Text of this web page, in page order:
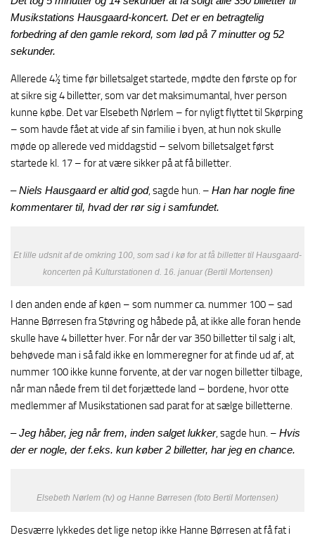
Musikstations Hausgaard-koncert. Det er en betragtelig
forbedring af den gamle rekord, som lød på 7 minutter og 52
sekunder.
Allerede 4½ time før billetsalget startede, mødte den første op for
at sikre sig 4 billetter, som var det maksimumantal, hver person
kunne købe. Det var Elsebeth Nørlem – for nyligt flyttet til Skørping
– som havde fået at vide af sin familie i byen, at hun nok skulle
møde op allerede ved middagstid – selvom billetsalget først
startede kl. 17 – for at være sikker på at få billetter.
– Niels Hausgaard er altid god, sagde hun. – Han har nogle fine
kommentarer til, hvad der rør sig i samfundet.
Et lille udsnit af de omkring 100, som sad i kø for at få billetter til Hausgaard-
koncerten på Kulturstationen d. 16. januar (Bertil Mortensen)
I den anden ende af køen – som nummer ca. nummer 100 – sad
Hanne Børresen fra Støvring og håbede på, at ikke alle foran hende
skulle have 4 billetter hver. For når der var 350 billetter til salg i alt,
behøvede man i så fald ikke en lommeregner for at finde ud af, at
nummer 100 ikke kunne forvente, at der var nogen billetter tilbage,
når man nåede frem til det forjættede land – bordene, hvor otte
medlemmer af Musikstationen sad parat for at sælge billetterne.
– Jeg håber, jeg når frem, inden salget lukker, sagde hun. – Hvis
der er nogle, der f.eks. kun køber 2 billetter, har jeg en chance.
Elsebeth Nørlem (tv) og Hanne Børresen (foto Bertil Mortensen)
Desværre lykkedes det lige netop ikke Hanne Børresen at få fat i